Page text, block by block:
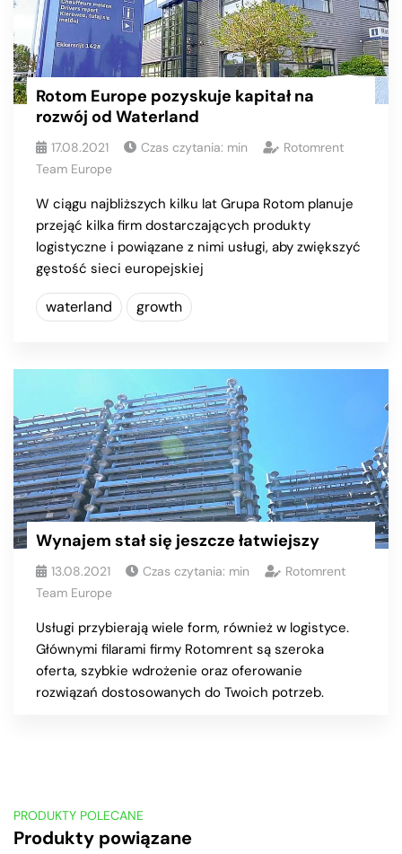
Rotom Europe pozyskuje kapitał na
rozwój od Waterland
17.08.2021 Czas czytania: min
Rotomrent
Team Europe
W ciągu najbliższych kilku lat Grupa Rotom planuje
przejąć kilka firm dostarczających produkty
logistyczne i powiązane z nimi usługi, aby zwiększyć
gęstość sieci europejskiej
waterland growth
Wynajem stał się jeszcze łatwiejszy
13.08.2021 Czas czytania: min
Rotomrent
Team Europe
Usługi przybierają wiele form, również w logistyce.
Głównymi filarami firmy Rotomrent są szeroka
oferta, szybkie wdrożenie oraz oferowanie
rozwiązań dostosowanych do Twoich potrzeb.
PRODUKTY POLECANE
Produkty powiązane